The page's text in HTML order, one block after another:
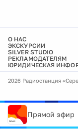
О НАС
ЭКСКУРСИИ
SILVER STUDIO
РЕКЛАМОДАТЕЛЯМ
ЮРИДИЧЕСКАЯ
2026 Радиостанция
Прямой эфир